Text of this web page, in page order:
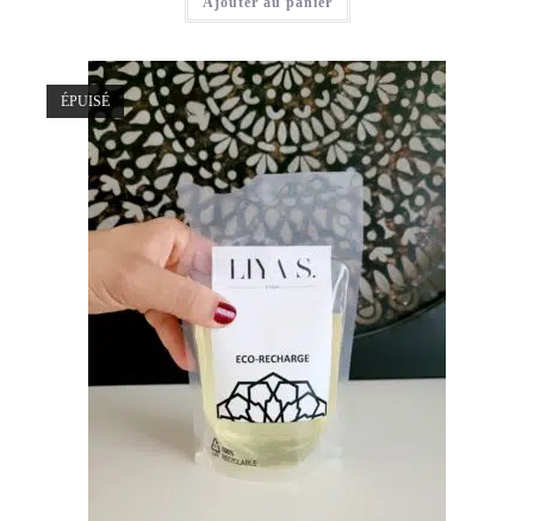
ÉPUISÉ